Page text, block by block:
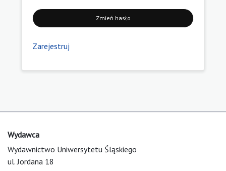
Zmień hasło
Zarejestruj
Wydawca
Wydawnictwo Uniwersytetu Śląskiego
ul. Jordana 18